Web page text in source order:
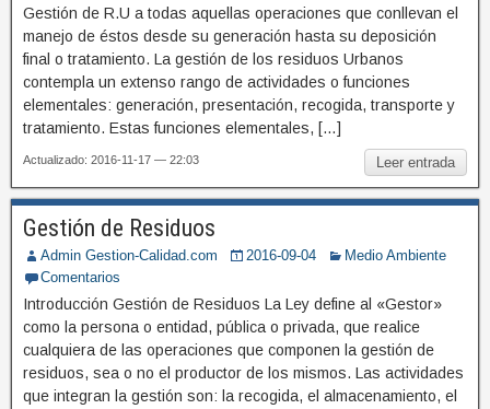
Gestión de R.U a todas aquellas operaciones que conllevan el
manejo de éstos desde su generación hasta su deposición
final o tratamiento. La gestión de los residuos Urbanos
contempla un extenso rango de actividades o funciones
elementales: generación, presentación, recogida, transporte y
tratamiento. Estas funciones elementales, […]
Leer entrada
Actualizado: 2016-11-17 — 22:03
Gestión de Residuos
Admin Gestion-Calidad.com 2016-09-04
Medio Ambiente
Comentarios
Introducción Gestión de Residuos La Ley define al «Gestor»
como la persona o entidad, pública o privada, que realice
cualquiera de las operaciones que componen la gestión de
residuos, sea o no el productor de los mismos. Las actividades
que integran la gestión son: la recogida, el almacenamiento, el